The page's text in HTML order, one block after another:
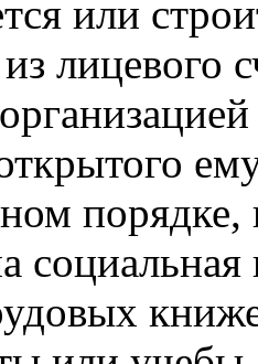
или
лицевого
социальная